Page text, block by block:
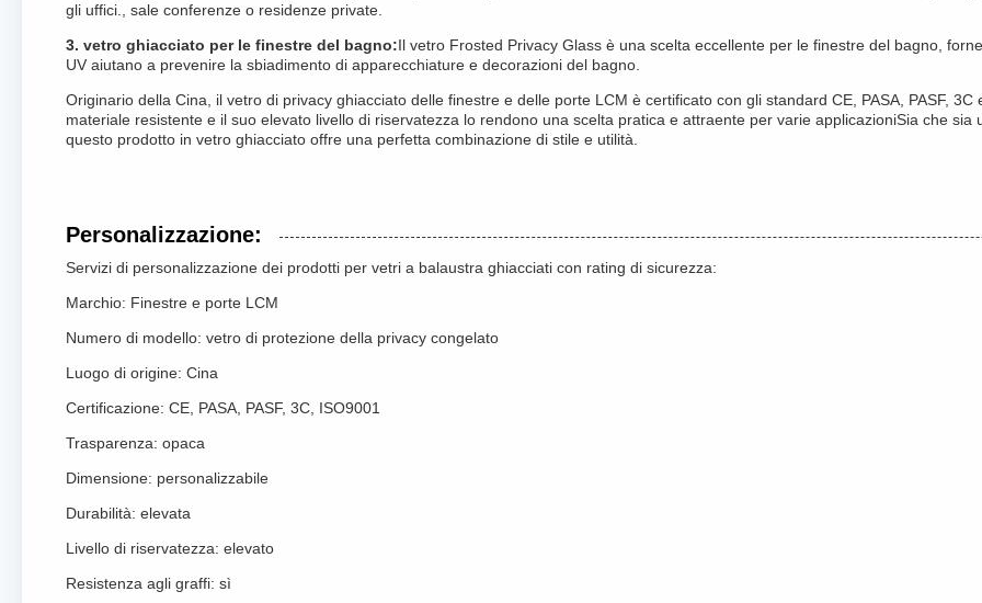
gli uffici., sale conferenze o residenze private.
3. vetro ghiacciato per le finestre del bagno:Il vetro Frosted Privacy Glass è una scelta eccellente per le finestre del bagno,
UV aiutano a prevenire la sbiadimento di apparecchiature e decorazioni del bagno.
Originario della Cina, il vetro di privacy ghiacciato delle finestre e delle porte LCM è certificato con gli standard CE, PASA, PASF,
materiale resistente e il suo elevato livello di riservatezza lo rendono una scelta pratica e attraente per varie applicazioniSia che
questo prodotto in vetro ghiacciato offre una perfetta combinazione di stile e utilità.
Personalizzazione:
Servizi di personalizzazione dei prodotti per vetri a balaustra ghiacciati con rating di sicurezza:
Marchio: Finestre e porte LCM
Numero di modello: vetro di protezione della privacy congelato
Luogo di origine: Cina
Certificazione: CE, PASA, PASF, 3C, ISO9001
Trasparenza: opaca
Dimensione: personalizzabile
Durabilità: elevata
Livello di riservatezza: elevato
Resistenza agli graffi: sì